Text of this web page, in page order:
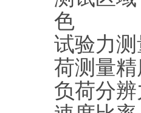
色
试验力
荷测量
负荷分